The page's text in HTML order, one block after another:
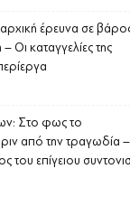
έρευνα σε
Οι καταγγελίες της
Στο φως το
από την τραγωδία
του επίγειου